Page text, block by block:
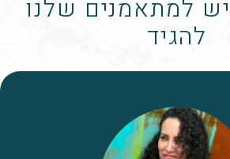
למתאמנים שלנו
להגיד